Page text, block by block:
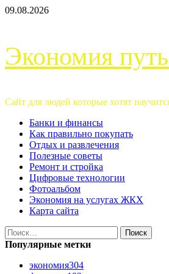
Перейти
09.08.2026
Экономия
Сайт для людей которые хотят
Основное
меню
Банки и финансы
Как правильно покупать
Отдых и развлечения
Полезные советы
Ремонт и стройка
Цифровые технологии
Фотоальбом
Экономия на услугах ЖКХ
Карта сайта
Найти:
Популярные метки
экономия304